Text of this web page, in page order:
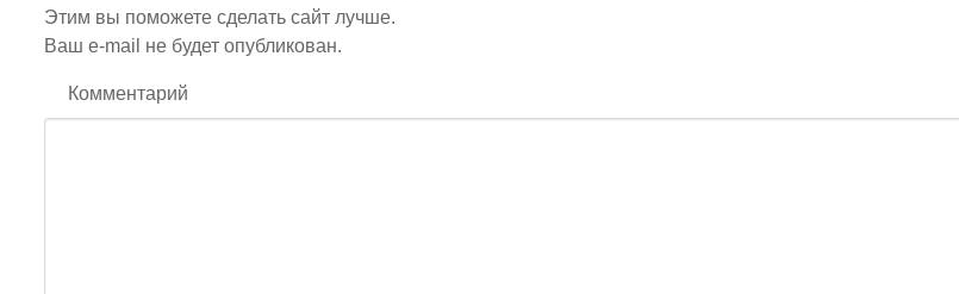
Этим вы поможете сделать сайт лучше.
Ваш e-mail не будет опубликован.
Комментарий